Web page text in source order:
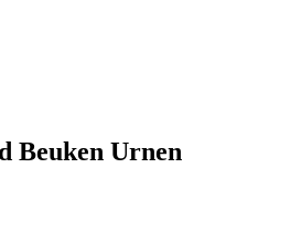
Beuken Urnen